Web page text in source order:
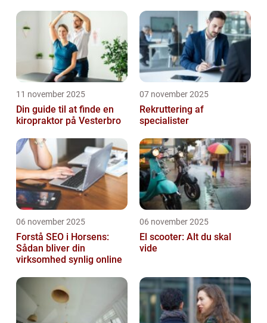
11 november 2025
Din guide til at finde en
kiropraktor på Vesterbro
07 november 2025
Rekruttering af
specialister
06 november 2025
Forstå SEO i Horsens:
Sådan bliver din
virksomhed synlig online
06 november 2025
El scooter: Alt du skal
vide